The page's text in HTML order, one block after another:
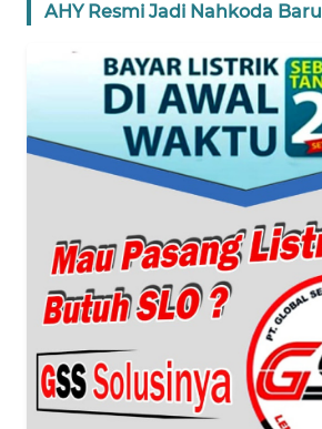
AHY Resmi Jadi Nahkoda Baru
DISCLAIMER
Wahana
News
WN
SUMUT
WN
JAKARTA
WN